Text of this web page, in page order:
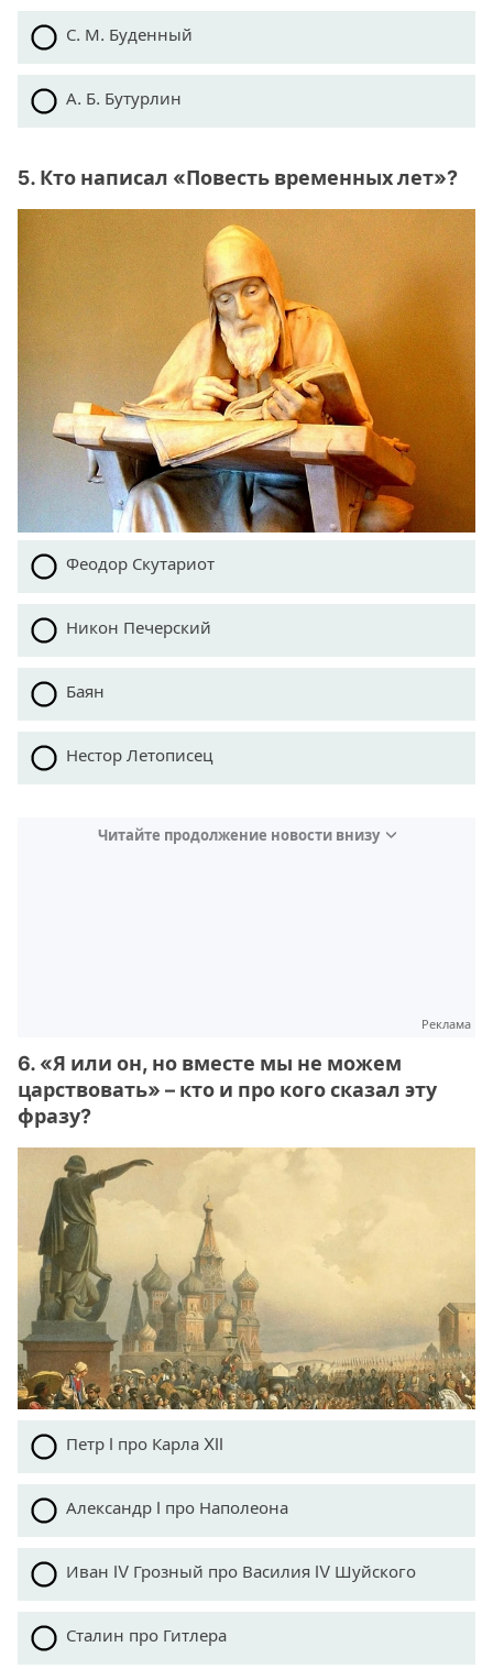
С. М. Буденный
А. Б. Бутурлин
5. Кто написал «Повесть временных лет»?
Феодор Скутариот
Никон Печерский
Баян
Нестор Летописец
Читайте продолжение новости внизу
Реклама
6. «Я или он, но вместе мы не можем
царствовать» – кто и про кого сказал эту
фразу?
Петр I про Карла XII
Александр I про Наполеона
Иван IV Грозный про Василия IV Шуйского
Сталин про Гитлера